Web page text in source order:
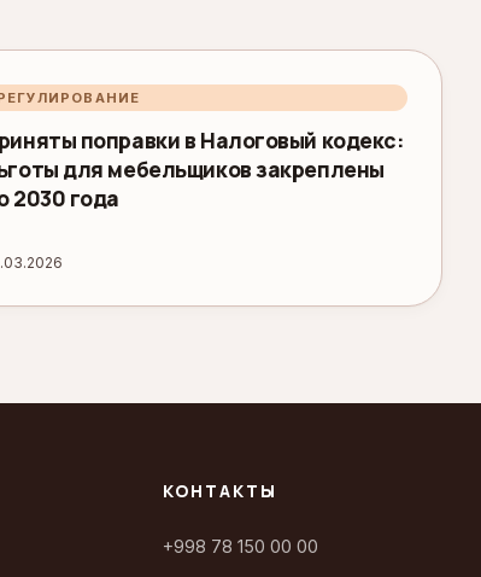
поправки в Налоговый кодекс:
для мебельщиков закреплены
2030 года
КОНТАКТЫ
+998 78 150 00 00